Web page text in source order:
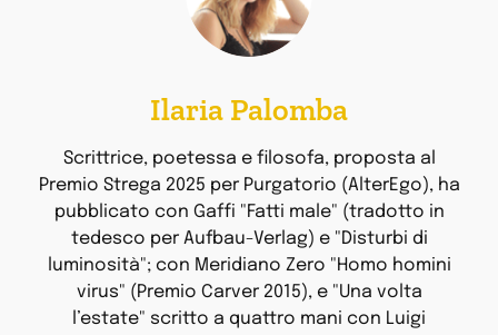
Ilaria Palomba
Scrittrice, poetessa e filosofa, proposta al
Premio Strega 2025 per Purgatorio (AlterEgo), ha
pubblicato con Gaffi "Fatti male" (tradotto in
tedesco per Aufbau-Verlag) e "Disturbi di
luminosità"; con Meridiano Zero "Homo homini
virus" (Premio Carver 2015), e "Una volta
l’estate" scritto a quattro mani con Luigi